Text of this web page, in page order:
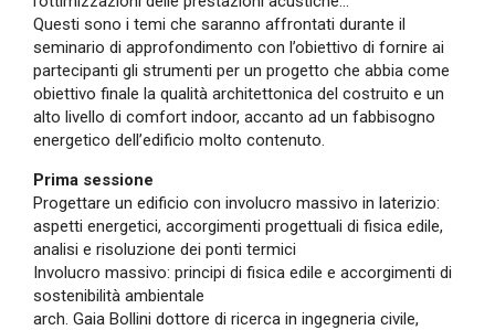
Questi sono i temi che saranno affrontati durante il
seminario di approfondimento con l’obiettivo di fornire ai
partecipanti gli strumenti per un progetto che abbia come
obiettivo finale la qualità architettonica del costruito e un
alto livello di comfort indoor, accanto ad un fabbisogno
energetico dell’edificio molto contenuto.
Prima sessione
Progettare un edificio con involucro massivo in laterizio:
aspetti energetici, accorgimenti progettuali di fisica edile,
analisi e risoluzione dei ponti termici
Involucro massivo: principi di fisica edile e accorgimenti di
sostenibilità ambientale
arch. Gaia Bollini dottore di ricerca in ingegneria civile,